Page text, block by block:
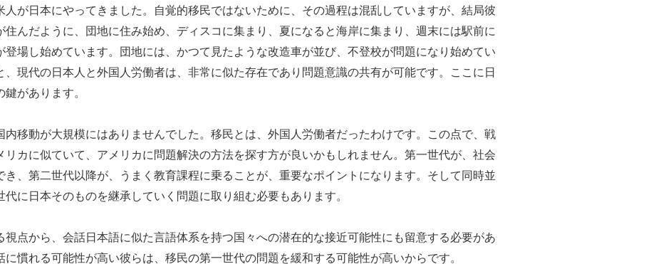
が日本にやってきました。自覚的移民ではないために、その過程は混乱していますが、結局彼
住んだように、団地に住み始め、ディスコに集まり、夏になると海岸に集まり、週末には駅前に
登場し始めています。団地には、かつて見たような改造車が並び、不登校が問題になり始めてい
、現代の日本人と外国人労働者は、非常に似た存在であり問題意識の共有が可能です。ここに日
があります。
移動が大規模にはありませんでした。移民とは、外国人労働者だったわけです。この点で、戦
リカに似ていて、アメリカに問題解決の方法を探す方が良いかもしれません。第一世代が、社会
き、第二世代以降が、うまく教育課程に乗ることが、重要なポイントになります。そして同時並
に日本そのものを継承していく問題に取り組む必要もあります。
点から、会話日本語に似た言語体系を持つ国々への潜在的な接近可能性にも留意する必要があ
に慣れる可能性が高い彼らは、移民の第一世代の問題を緩和する可能性が高いからです。